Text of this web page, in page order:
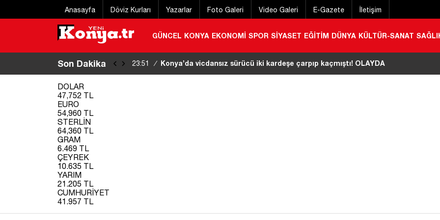
Anasayfa Döviz Kurları Yazarlar Foto Galeri Video Galeri E-Gazete İletişim
GÜNCEL KONYA EKONOMİ SPOR SİYASET EĞİTİM DÜNYA KÜLTÜR-SANAT
Son Dakika 22:48 / 6 gündür kayıp yaşlı adamın Berke Barajı’nda cansız bedeni
DOLAR
47,752 TL
EURO
54,960 TL
STERLİN
64,360 TL
GRAM
6.469 TL
ÇEYREK
10.635 TL
YARIM
21.205 TL
CUMHURİYET
41.957 TL